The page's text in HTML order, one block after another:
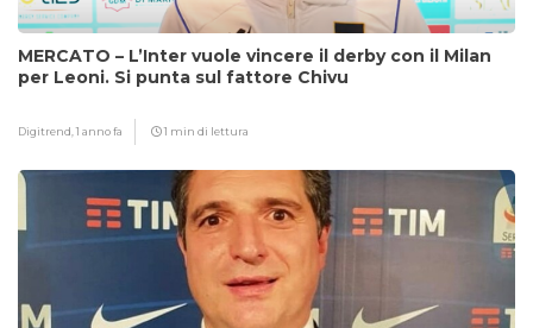
MERCATO – L’Inter vuole vincere il derby con il Milan
per Leoni. Si punta sul fattore Chivu
Digitrend,1 anno fa 1 min di lettura